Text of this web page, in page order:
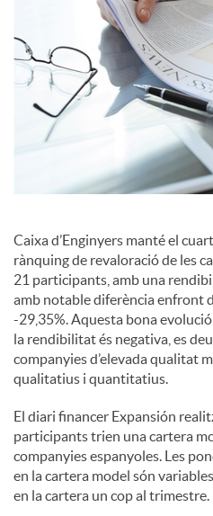
i
a
Caixa d’Enginyers manté el
rànquing de revaloració de les
21 participants, amb una
amb notable diferència enfront
-29,35%. Aquesta bona
la rendibilitat és negativa, es
companyies d’elevada qualitat
qualitatius i quantitatius.
El diari financer Expansión
participants trien una cartera
companyies espanyoles. Les
en la cartera model són
en la cartera un cop al trimestre.